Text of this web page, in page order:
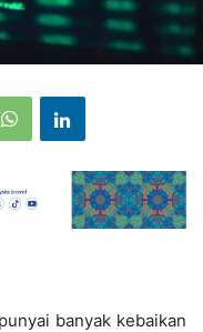
banyak kebaikan